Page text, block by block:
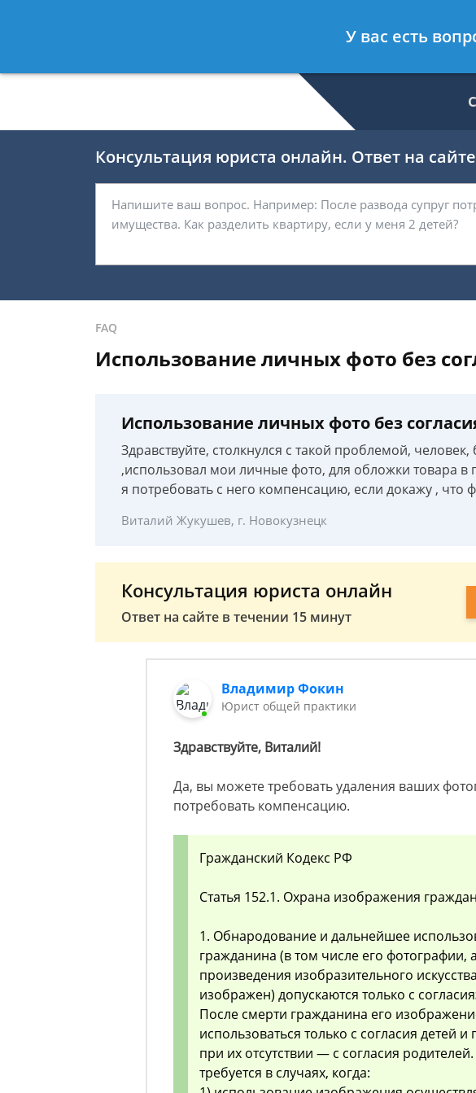
- Юрист по гражданскому праву
Консультация юриста онлайн. Ответ на
FAQ
Использование личных фото без
Использование личных фото без
Здравствуйте, столкнулся с такой проблемой, человек,
,использовал мои личные фото, для обложки товара в
я потребовать с него компенсацию, если докажу , что
Виталий Жукушев, г. Новокузнецк
Консультация юриста онлайн
Ответ на сайте в течении 15 минут
Владимир Фокин
Юрист общей практики
Здравствуйте, Виталий!
Да, вы можете требовать удаления ваших
потребовать компенсацию.
Гражданский Кодекс РФ
Статья 152.1. Охрана изображения
1. Обнародование и дальнейшее
гражданина (в том числе его фотографии,
произведения изобразительного
изображен) допускаются только с
После смерти гражданина его
использоваться только с согласия детей
при их отсутствии — с согласия
требуется в случаях, когда:
У вас есть